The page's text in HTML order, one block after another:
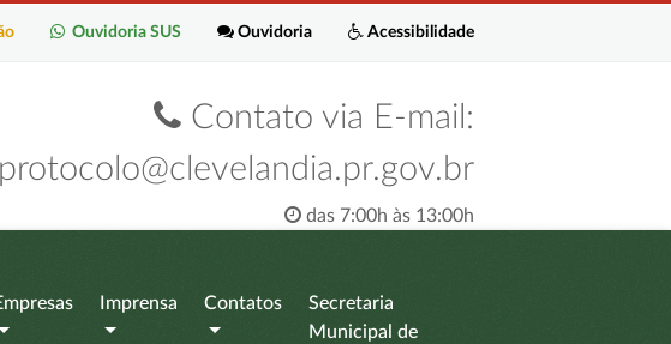
Acessibilidade
Ouvidoria
Ouvidoria SUS
Contato via E-mail:
protocolo@clevelandia.pr.gov.br
das 7:00h às 13:00h
Imprensa Contatos
Secretaria
Municipal de